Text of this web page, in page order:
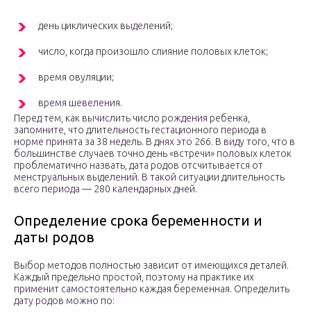
день циклических выделений;
число, когда произошло слияние половых клеток;
время овуляции;
время шевеления.
Перед тем, как вычислить число рождения ребенка,
запомните, что длительность гестационного периода в
норме принята за 38 недель. В днях это 266. В виду того, что в
большинстве случаев точно день «встречи» половых клеток
проблематично назвать, дата родов отсчитывается от
менструальных выделений. В такой ситуации длительность
всего периода — 280 календарных дней.
Определение срока беременности и
даты родов
Выбор методов полностью зависит от имеющихся деталей.
Каждый предельно простой, поэтому на практике их
применит самостоятельно каждая беременная. Определить
дату родов можно по: